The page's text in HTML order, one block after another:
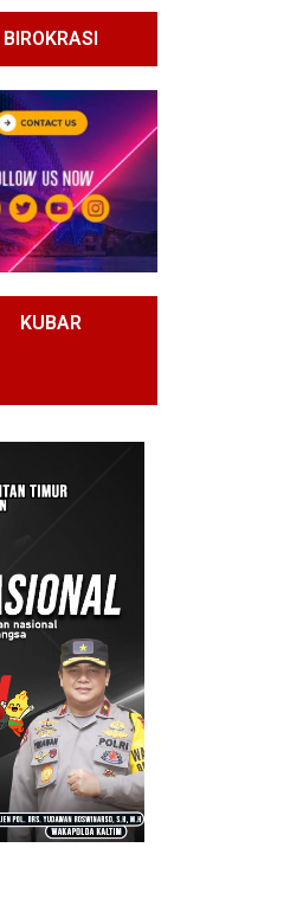
BIROKRASI
KUBAR